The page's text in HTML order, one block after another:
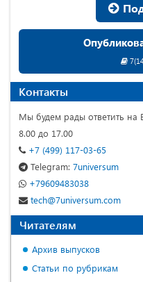
Контакты
Мы будем рады ответить
8.00 до 17.00
+7 (499) 117-03-65
Telegram: 7universum
+79609483038
tech@7universum.com
Читателям
Архив выпусков
Статьи по рубрикам